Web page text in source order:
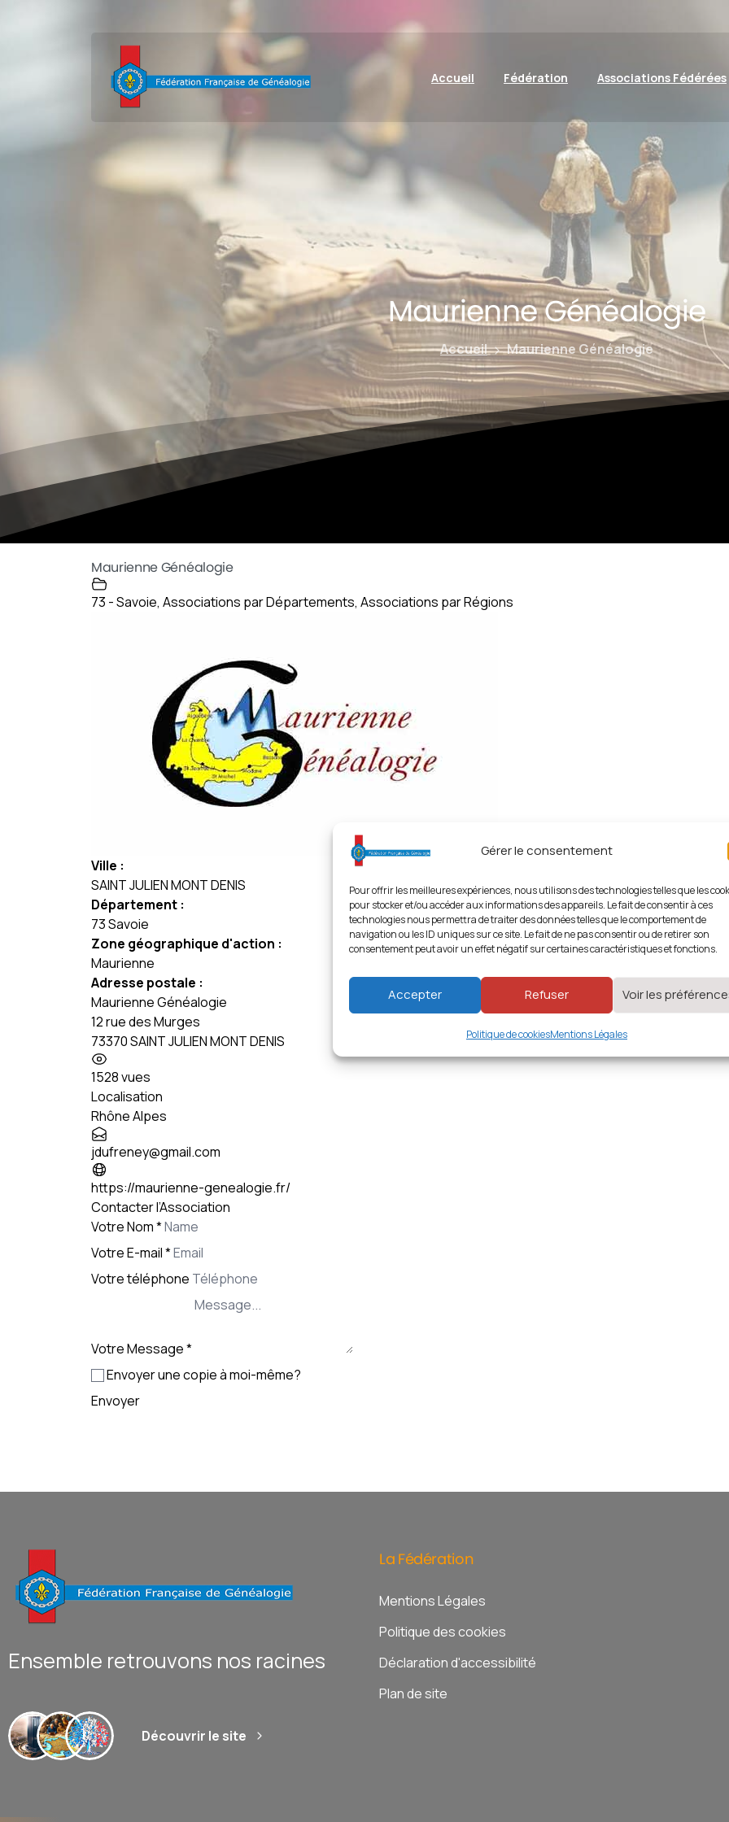
Gérer le consentement
Pour offrir les meilleures expériences, nous utilisons des technologies telles que les
pour stocker et/ou accéder aux informations des appareils. Le fait de consentir à ces
technologies nous permettra de traiter des données telles que le comportement de
navigation ou les ID uniques sur ce site. Le fait de ne pas consentir ou de retirer son
consentement peut avoir un effet négatif sur certaines caractéristiques et fonctions.
Accepter Refuser Voir les
Politique de cookiesMentions Légales
Accueil Fédération Associations Fédérées
MaurienneGénéalogie
Accueil Maurienne Généalogie
Maurienne Généalogie
73 - Savoie, Associations par Départements, Associations par Régions
Ville :
SAINT JULIEN MONT DENIS
Département :
73 Savoie
Zone géographique d'action :
Maurienne
Adresse postale :
Maurienne Généalogie
12 rue des Murges
73370 SAINT JULIEN MONT DENIS
1528 vues
Localisation
+
−
Rhône Alpes
jdufreney@gmail.com
https://maurienne-genealogie.fr/
Contacter l’Association
Votre Nom*
Votre E-mail*
Votre téléphone
Votre Message*
Envoyer une copie à moi-même?
Envoyer
Ensemble retrouvons nos racines
Découvrir le site
La Fédération
Mentions Légales
Politique des cookies
Déclaration d'accessibilité
Plan de site